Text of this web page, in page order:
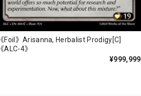
《Foil》Arisanna, Herbalist Prodigy[C]
《ALC-4》
¥999,999